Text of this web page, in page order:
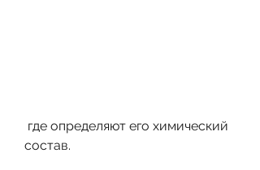
состав.